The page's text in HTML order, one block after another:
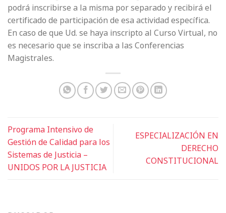
podrá inscribirse a la misma por separado y recibirá el
certificado de participación de esa actividad específica.
En caso de que Ud. se haya inscripto al Curso Virtual, no
es necesario que se inscriba a las Conferencias
Magistrales.
Programa Intensivo de
Gestión de Calidad para los
Sistemas de Justicia –
UNIDOS POR LA JUSTICIA
ESPECIALIZACIÓN EN
DERECHO
CONSTITUCIONAL